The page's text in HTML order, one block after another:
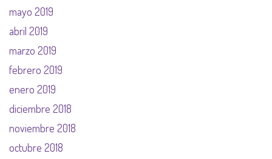
mayo 2019
abril 2019
marzo 2019
febrero 2019
enero 2019
diciembre 2018
noviembre 2018
octubre 2018